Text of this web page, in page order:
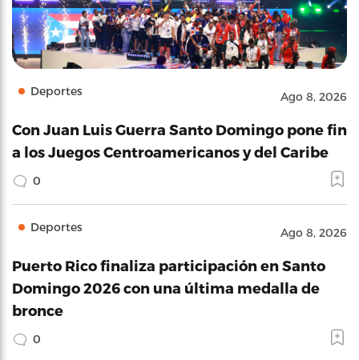
Deportes Ago 8, 2026
Con Juan Luis Guerra Santo Domingo pone fin
a los Juegos Centroamericanos y del Caribe
0
Deportes Ago 8, 2026
Puerto Rico finaliza participación en Santo
Domingo 2026 con una última medalla de
bronce
0